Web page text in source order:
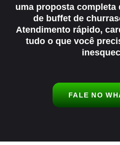
uma proposta
de buffet de
Atendimento rápido,
tudo o que você
FALE NO